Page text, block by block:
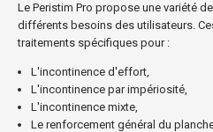
Le Peristim Pro propose une variété
différents besoins des utilisateurs.
traitements spécifiques pour :
L'incontinence d'effort,
L'incontinence par impériosité,
L'incontinence mixte,
Le renforcement général du